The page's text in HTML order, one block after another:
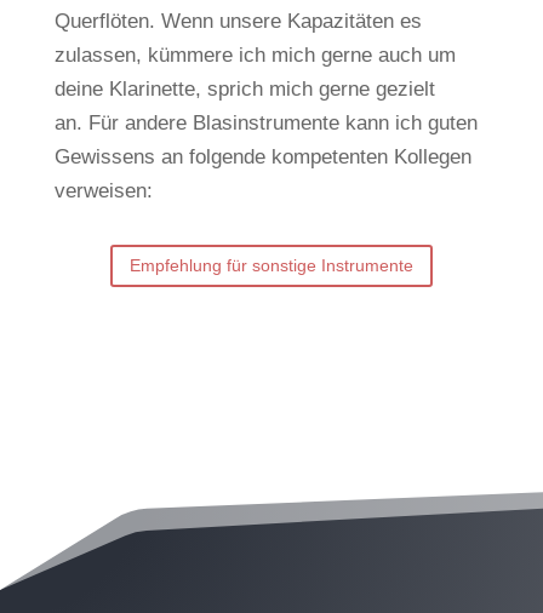
Querflöten. Wenn unsere Kapazitäten es
zulassen, kümmere ich mich gerne auch um
deine Klarinette, sprich mich gerne gezielt
an. Für andere Blasinstrumente kann ich guten
Gewissens an folgende kompetenten Kollegen
verweisen:
Empfehlung für sonstige Instrumente